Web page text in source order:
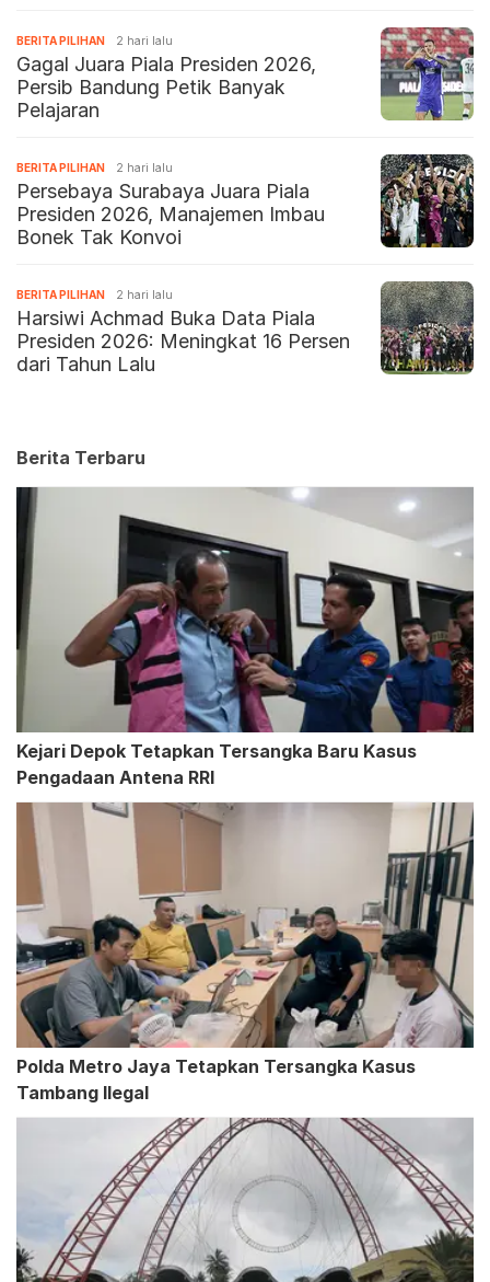
BERITA PILIHAN 2 hari lalu
Gagal Juara Piala Presiden 2026,
Persib Bandung Petik Banyak
Pelajaran
BERITA PILIHAN 2 hari lalu
Persebaya Surabaya Juara Piala
Presiden 2026, Manajemen Imbau
Bonek Tak Konvoi
BERITA PILIHAN 2 hari lalu
Harsiwi Achmad Buka Data Piala
Presiden 2026: Meningkat 16 Persen
dari Tahun Lalu
Berita Terbaru
Kejari Depok Tetapkan Tersangka Baru Kasus
Pengadaan Antena RRI
Polda Metro Jaya Tetapkan Tersangka Kasus
Tambang Ilegal